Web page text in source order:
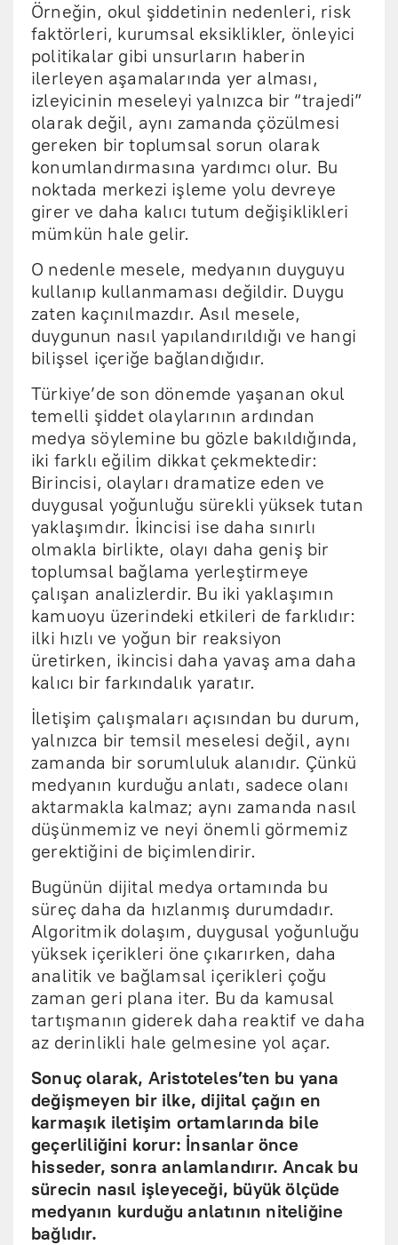
Örneğin, okul şiddetinin nedenleri, risk
faktörleri, kurumsal eksiklikler, önleyici
politikalar gibi unsurların haberin
ilerleyen aşamalarında yer alması,
izleyicinin meseleyi yalnızca bir “trajedi”
olarak değil, aynı zamanda çözülmesi
gereken bir toplumsal sorun olarak
konumlandırmasına yardımcı olur. Bu
noktada merkezi işleme yolu devreye
girer ve daha kalıcı tutum değişiklikleri
mümkün hale gelir.
O nedenle mesele, medyanın duyguyu
kullanıp kullanmaması değildir. Duygu
zaten kaçınılmazdır. Asıl mesele,
duygunun nasıl yapılandırıldığı ve hangi
bilişsel içeriğe bağlandığıdır.
Türkiye’de son dönemde yaşanan okul
temelli şiddet olaylarının ardından
medya söylemine bu gözle bakıldığında,
iki farklı eğilim dikkat çekmektedir:
Birincisi, olayları dramatize eden ve
duygusal yoğunluğu sürekli yüksek tutan
yaklaşımdır. İkincisi ise daha sınırlı
olmakla birlikte, olayı daha geniş bir
toplumsal bağlama yerleştirmeye
çalışan analizlerdir. Bu iki yaklaşımın
kamuoyu üzerindeki etkileri de farklıdır:
ilki hızlı ve yoğun bir reaksiyon
üretirken, ikincisi daha yavaş ama daha
kalıcı bir farkındalık yaratır.
İletişim çalışmaları açısından bu durum,
yalnızca bir temsil meselesi değil, aynı
zamanda bir sorumluluk alanıdır. Çünkü
medyanın kurduğu anlatı, sadece olanı
aktarmakla kalmaz; aynı zamanda nasıl
düşünmemiz ve neyi önemli görmemiz
gerektiğini de biçimlendirir.
Bugünün dijital medya ortamında bu
süreç daha da hızlanmış durumdadır.
Algoritmik dolaşım, duygusal yoğunluğu
yüksek içerikleri öne çıkarırken, daha
analitik ve bağlamsal içerikleri çoğu
zaman geri plana iter. Bu da kamusal
tartışmanın giderek daha reaktif ve daha
az derinlikli hale gelmesine yol açar.
Sonuç olarak, Aristoteles’ten bu yana
değişmeyen bir ilke, dijital çağın en
karmaşık iletişim ortamlarında bile
geçerliliğini korur: İnsanlar önce
hisseder, sonra anlamlandırır. Ancak bu
sürecin nasıl işleyeceği, büyük ölçüde
medyanın kurduğu anlatının niteliğine
bağlıdır.